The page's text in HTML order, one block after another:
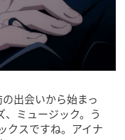
出会いから始まっ
、ミュージック。う
クスですね。アイナ